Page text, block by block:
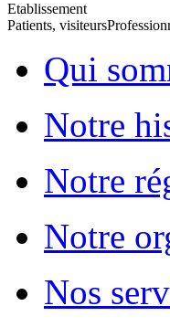
Etablissement
Patients, visiteurs
Qui
Notre
Notre
Notre
Nos